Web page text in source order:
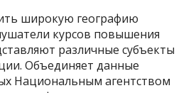
широкую географию
курсов повышения
различные субъекты
Объединяет данные
Национальным агентством